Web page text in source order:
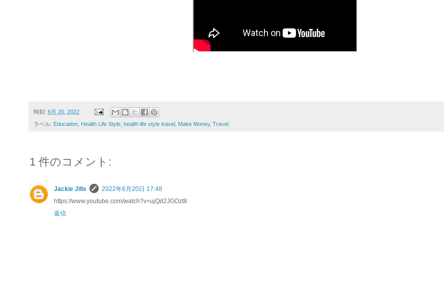
時刻: 6月 20, 2022
ラベル: Education Health Life Style health life style travel Make Money, Travel
1 件のコメント:
Jackie Jills
2022年6月20日 17:48
https://www.youtube.com/watch?v=ujQd2JGOzt8
返信